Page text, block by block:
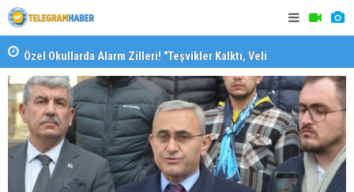
Özel Okullarda Alarm Zilleri! "Teşvikler Kalktı, Veli
Devlet Okuluna Yöneldi"